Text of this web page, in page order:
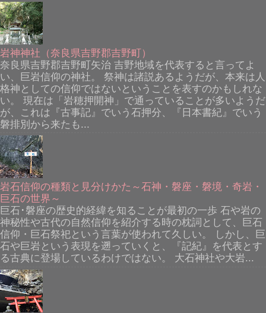
岩神神社（奈良県吉野郡吉野町）
奈良県吉野郡吉野町矢治 吉野地域を代表すると言ってよ
い、巨岩信仰の神社。 祭神は諸説あるようだが、本来は人
格神としての信仰ではないということを表すのかもしれな
い。 現在は「岩穂押開神」で通っていることが多いようだ
が、これは『古事記』でいう石押分、『日本書紀』でいう
磐排別から来たも...
岩石信仰の種類と見分けかた～石神・磐座・磐境・奇岩・
巨石の世界～
巨石･磐座の歴史的経緯を知ることが最初の一歩 石や岩の
神秘性や古代の自然信仰を紹介する時の枕詞として、巨石
信仰・巨石祭祀という言葉が使われて久しい。 しかし、巨
石や巨岩という表現を遡っていくと、『記紀』を代表とす
る古典に登場しているわけではない。 大石神社や大岩...